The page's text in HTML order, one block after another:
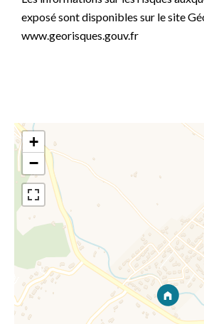
exposé sont disponibles sur le site
www.georisques.gouv.fr
+
−